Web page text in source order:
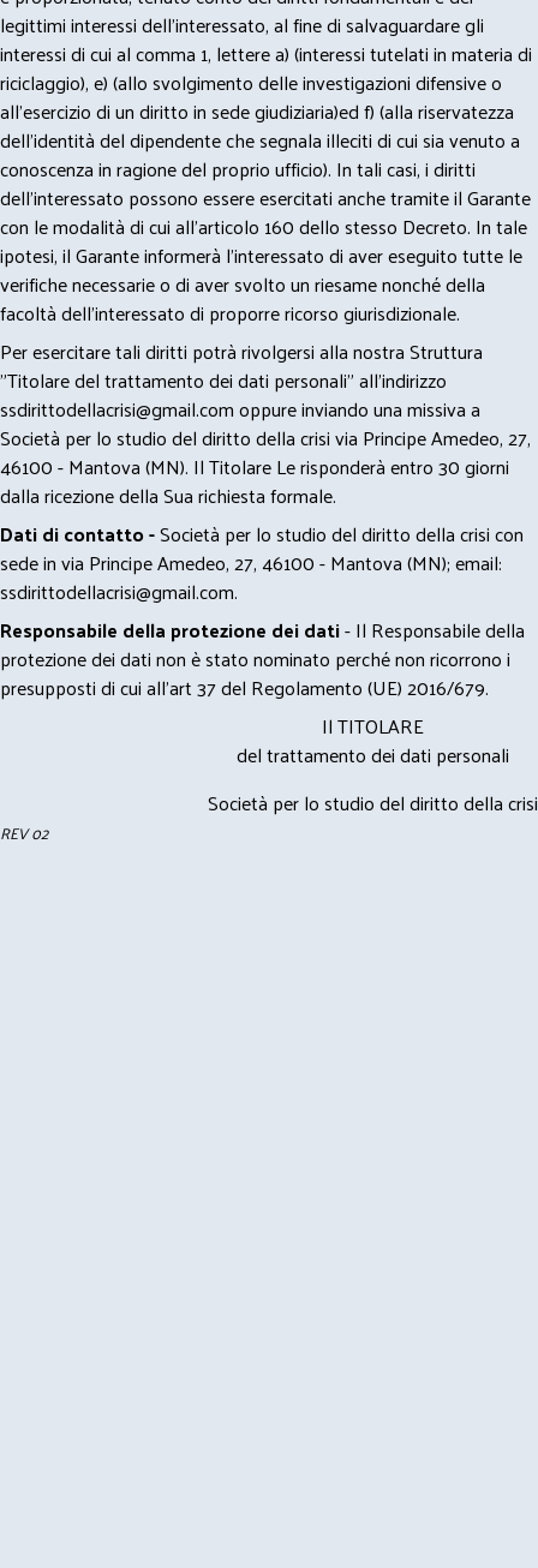
legittimi interessi dell’interessato, al fine di salvaguardare gli
interessi di cui al comma 1, lettere a) (interessi tutelati in materia di
riciclaggio), e) (allo svolgimento delle investigazioni difensive o
all’esercizio di un diritto in sede giudiziaria)ed f) (alla riservatezza
dell’identità del dipendente che segnala illeciti di cui sia venuto a
conoscenza in ragione del proprio ufficio). In tali casi, i diritti
dell’interessato possono essere esercitati anche tramite il Garante
con le modalità di cui all’articolo 160 dello stesso Decreto. In tale
ipotesi, il Garante informerà l’interessato di aver eseguito tutte le
verifiche necessarie o di aver svolto un riesame nonché della
facoltà dell’interessato di proporre ricorso giurisdizionale.
Per esercitare tali diritti potrà rivolgersi alla nostra Struttura
"Titolare del trattamento dei dati personali" all'indirizzo
ssdirittodellacrisi@gmail.comoppure inviando una missiva a
Società per lo studio del diritto della crisi via Principe Amedeo, 27,
46100 - Mantova (MN). Il Titolare Le risponderà entro 30 giorni
dalla ricezione della Sua richiesta formale.
Dati di contatto -Società per lo studio del diritto della crisi con
sede in via Principe Amedeo, 27, 46100 - Mantova (MN); email:
ssdirittodellacrisi@gmail.com.
Responsabile della protezione dei dati- Il Responsabile della
protezione dei dati non è stato nominato perché non ricorrono i
presupposti di cui all’art 37 del Regolamento (UE) 2016/679.
Il TITOLARE
del trattamento dei dati personali
Società per lo studio del diritto della crisi
REV 02